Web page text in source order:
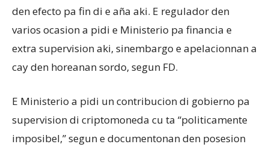
den efecto pa fin di e aña aki. E regulador den
varios ocasion a pidi e Ministerio pa financia e
extra supervision aki, sinembargo e apelacionnan a
cay den horeanan sordo, segun FD.
E Ministerio a pidi un contribucion di gobierno pa
supervision di criptomoneda cu ta “politicamente
imposibel,” segun e documentonan den posesion